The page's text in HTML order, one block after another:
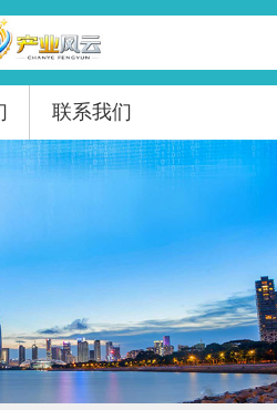
联系我们